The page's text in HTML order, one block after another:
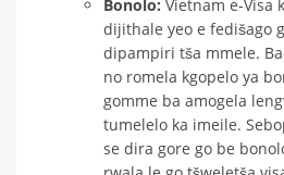
Bonolo: Vietnam e-Visa
dijithale yeo e fedišago
dipampiri tša mmele.
no romela kgopelo ya
gomme ba amogela
tumelelo ka imeile.
se dira gore go be